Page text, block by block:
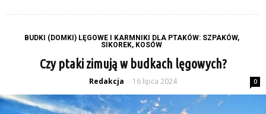
BUDKI (DOMKI) LĘGOWE I KARMNIKI DLA PTAKÓW: SZPAKÓW,
SIKOREK, KOSÓW
Czy ptaki zimują w budkach lęgowych?
Redakcja - 16 lipca 2024 0